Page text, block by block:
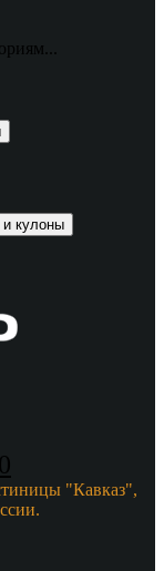
и кулоны
"Кавказ",